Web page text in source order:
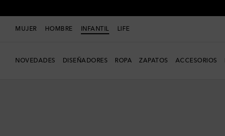
MUJER HOMBRE INFANTIL LIFE
NOVEDADES DISEÑADORES ROPA ZAPATOS ACCESORIOS